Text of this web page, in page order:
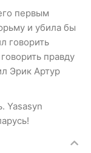
первым
и убила бы
говорить
правду
Эрик Артур
Yasasyn